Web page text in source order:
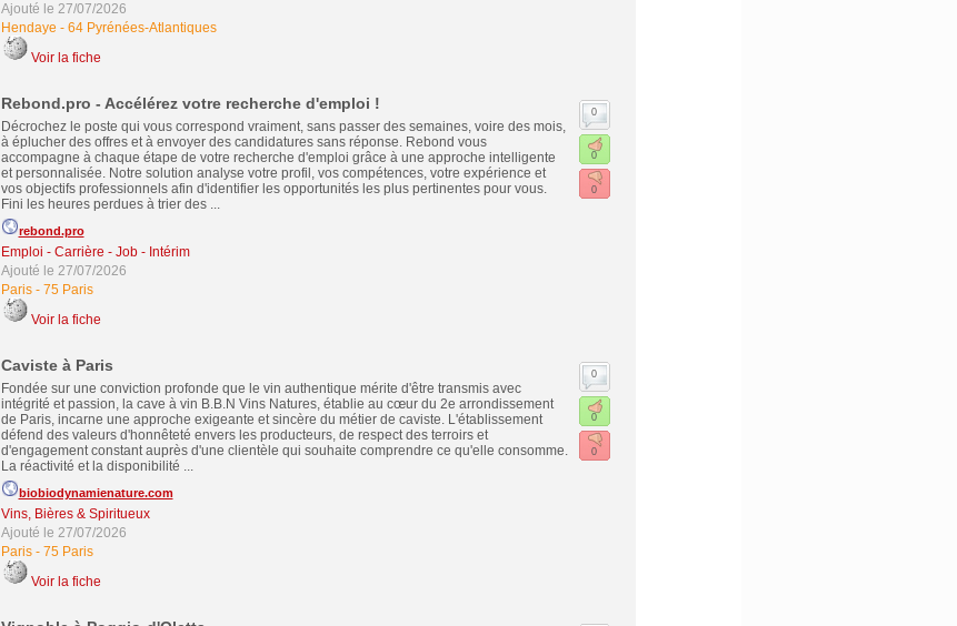
Ajouté le 27/07/2026
Hendaye - 64 Pyrénées-Atlantiques
Voir la fiche
Rebond.pro - Accélérez votre recherche d'emploi !
Décrochez le poste qui vous correspond vraiment, sans passer des semaines, voire des mois,
à éplucher des offres et à envoyer des candidatures sans réponse. Rebond vous
accompagne à chaque étape de votre recherche d'emploi grâce à une approche intelligente
et personnalisée. Notre solution analyse votre profil, vos compétences, votre expérience et
vos objectifs professionnels afin d'identifier les opportunités les plus pertinentes pour vous.
Fini les heures perdues à trier des ...
rebond.pro
Emploi - Carrière - Job - Intérim
Ajouté le 27/07/2026
Paris- 75 Paris
Voir la fiche
0
0
0
Caviste à Paris
Fondée sur une conviction profonde que le vin authentique mérite d'être transmis avec
intégrité et passion, la cave à vin B.B.N Vins Natures, établie au cœur du 2e arrondissement
de Paris, incarne une approche exigeante et sincère du métier de caviste. L'établissement
défend des valeurs d'honnêteté envers les producteurs, de respect des terroirs et
d'engagement constant auprès d'une clientèle qui souhaite comprendre ce qu'elle consomme.
La réactivité et la disponibilité ...
biobiodynamienature.com
Vins, Bières & Spiritueux
Ajouté le 27/07/2026
Paris- 75 Paris
Voir la fiche
0
0
0